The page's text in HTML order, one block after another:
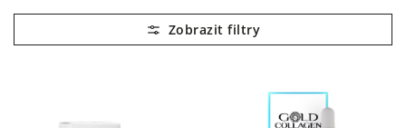
Nejdražší
Nejprodávanější